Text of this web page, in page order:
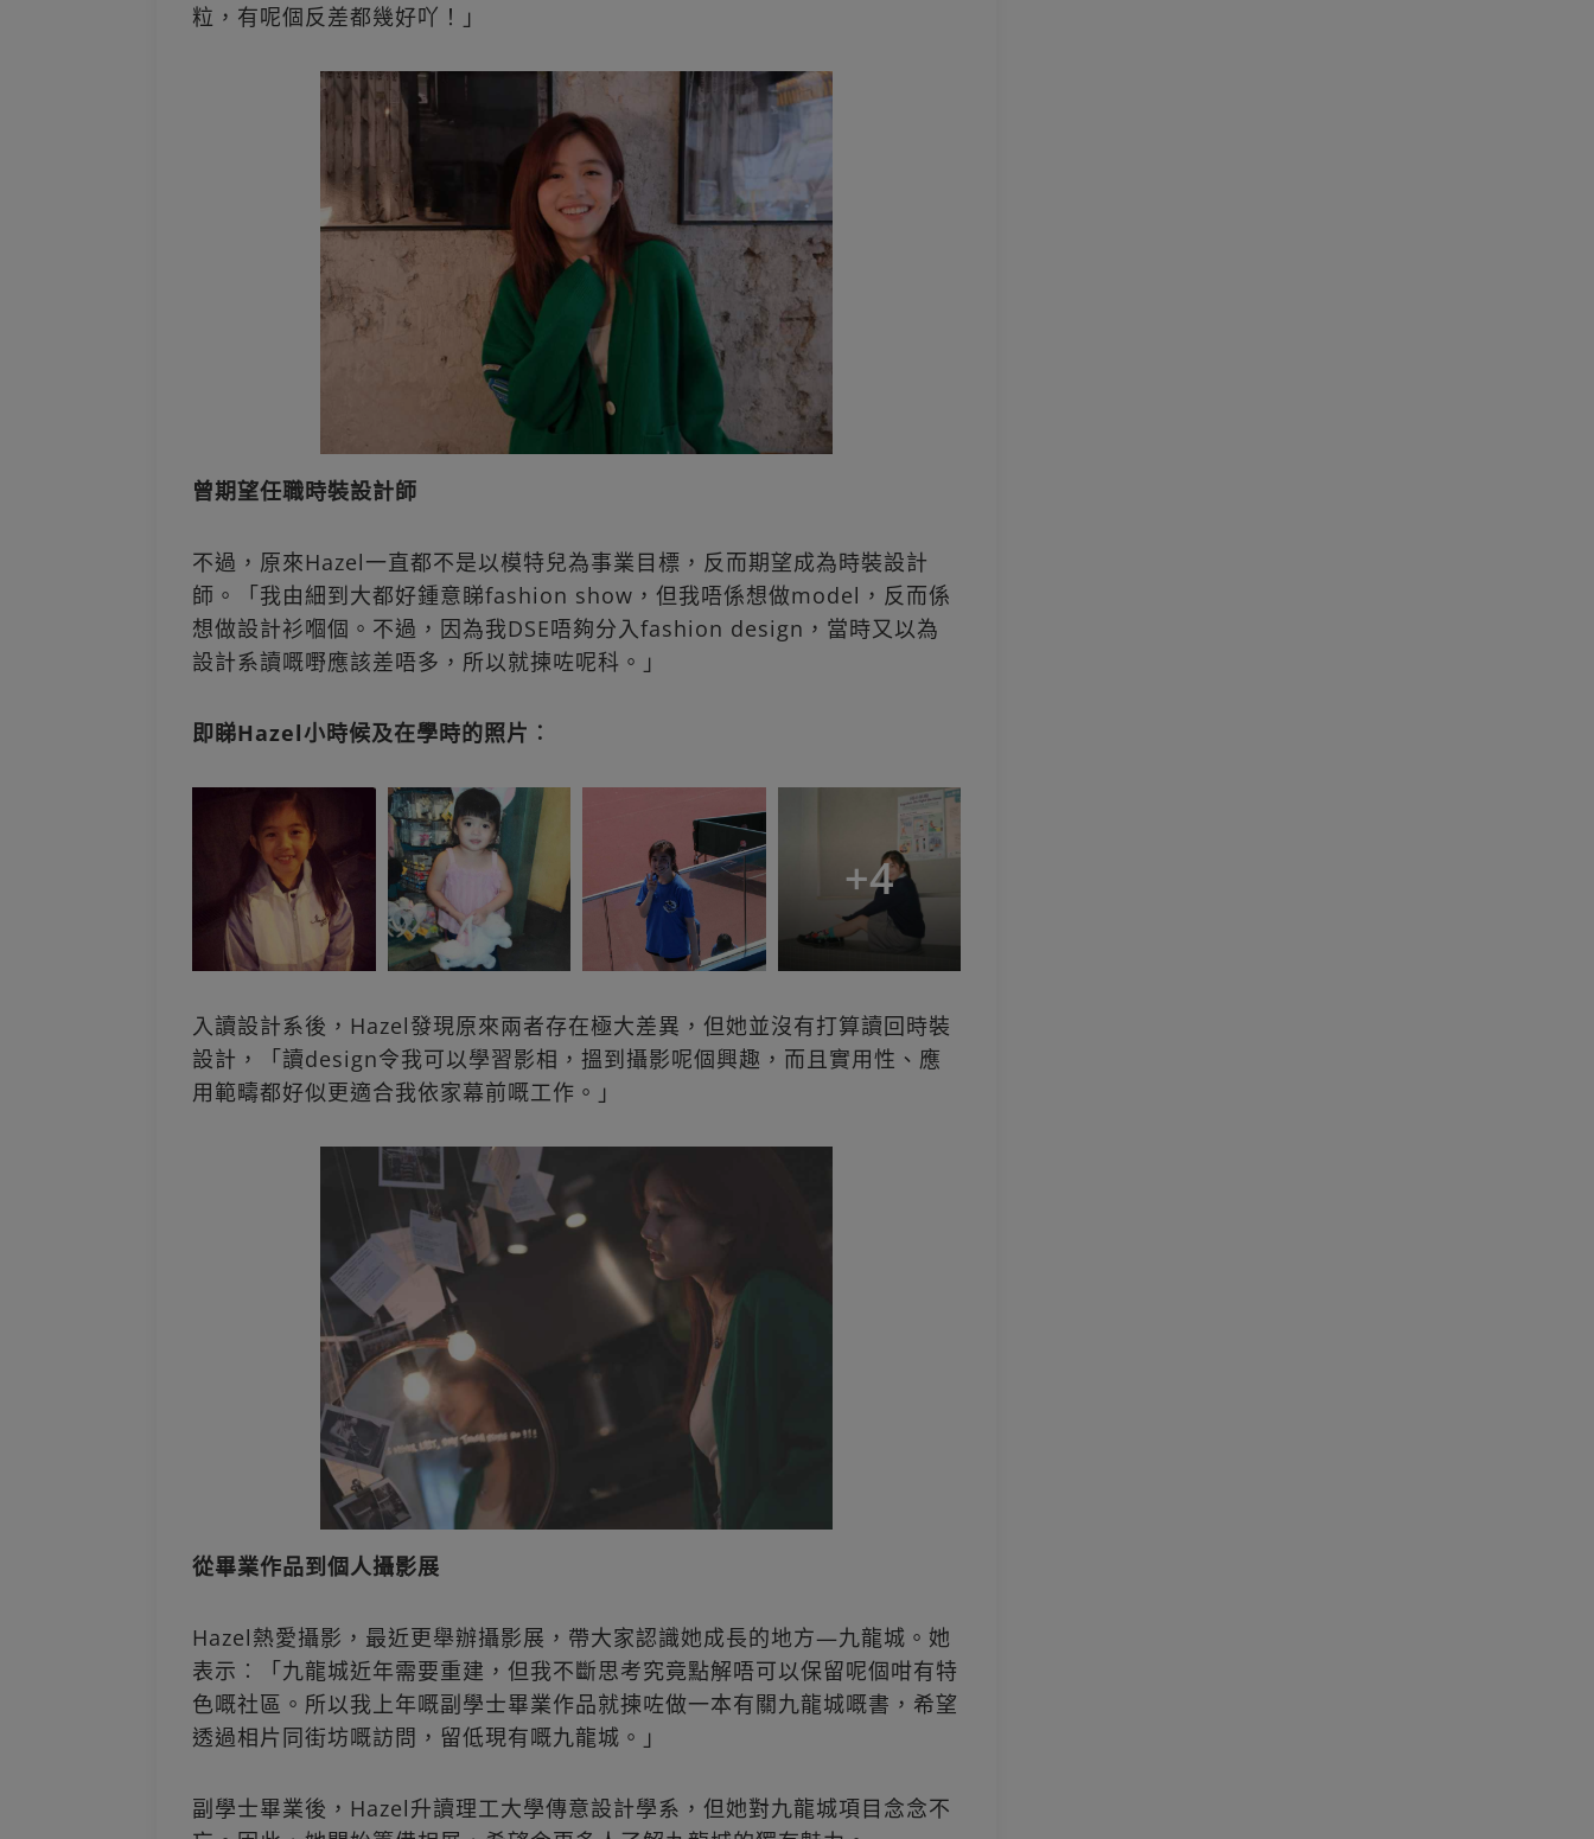
粒，有呢個反差都幾好吖！」
曾期望任職時裝設計師
不過，原來Hazel一直都不是以模特兒為事業目標，反而期望成為時裝設計
師。「我由細到大都好鍾意睇fashion show，但我唔係想做model，反而係
想做設計衫嗰個。不過，因為我DSE唔夠分入fashion design，當時又以為
設計系讀嘅嘢應該差唔多，所以就揀咗呢科。」
即睇Hazel小時候及在學時的照片︰
+4
入讀設計系後，Hazel發現原來兩者存在極大差異，但她並沒有打算讀回時裝
設計，「讀design令我可以學習影相，搵到攝影呢個興趣，而且實用性、應
用範疇都好似更適合我依家幕前嘅工作。」
從畢業作品到個人攝影展
Hazel熱愛攝影，最近更舉辦攝影展，帶大家認識她成長的地方—九龍城。她
表示︰「九龍城近年需要重建，但我不斷思考究竟點解唔可以保留呢個咁有特
色嘅社區。所以我上年嘅副學士畢業作品就揀咗做一本有關九龍城嘅書，希望
透過相片同街坊嘅訪問，留低現有嘅九龍城。」
副學士畢業後，Hazel升讀理工大學傳意設計學系，但她對九龍城項目念念不